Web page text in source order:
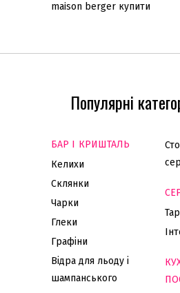
maison berger купити
Популярні
БАР І КРИШТАЛЬ
Келихи
Склянки
Чарки
Глеки
Графіни
Відра для льоду і
шампанського